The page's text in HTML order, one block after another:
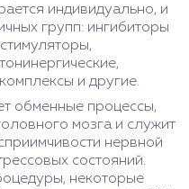
индивидуально, и
групп: ингибиторы
и другие.
обменные процессы,
мозга и служит
нервной
состояний.
некоторые